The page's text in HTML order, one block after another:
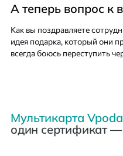
А теперь вопрос к
Как вы поздравляете
идея подарка, который они
всегда боюсь переступить
Мультикарта
один сертификат —